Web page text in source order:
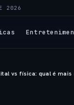
2026
vs física: qual é mais